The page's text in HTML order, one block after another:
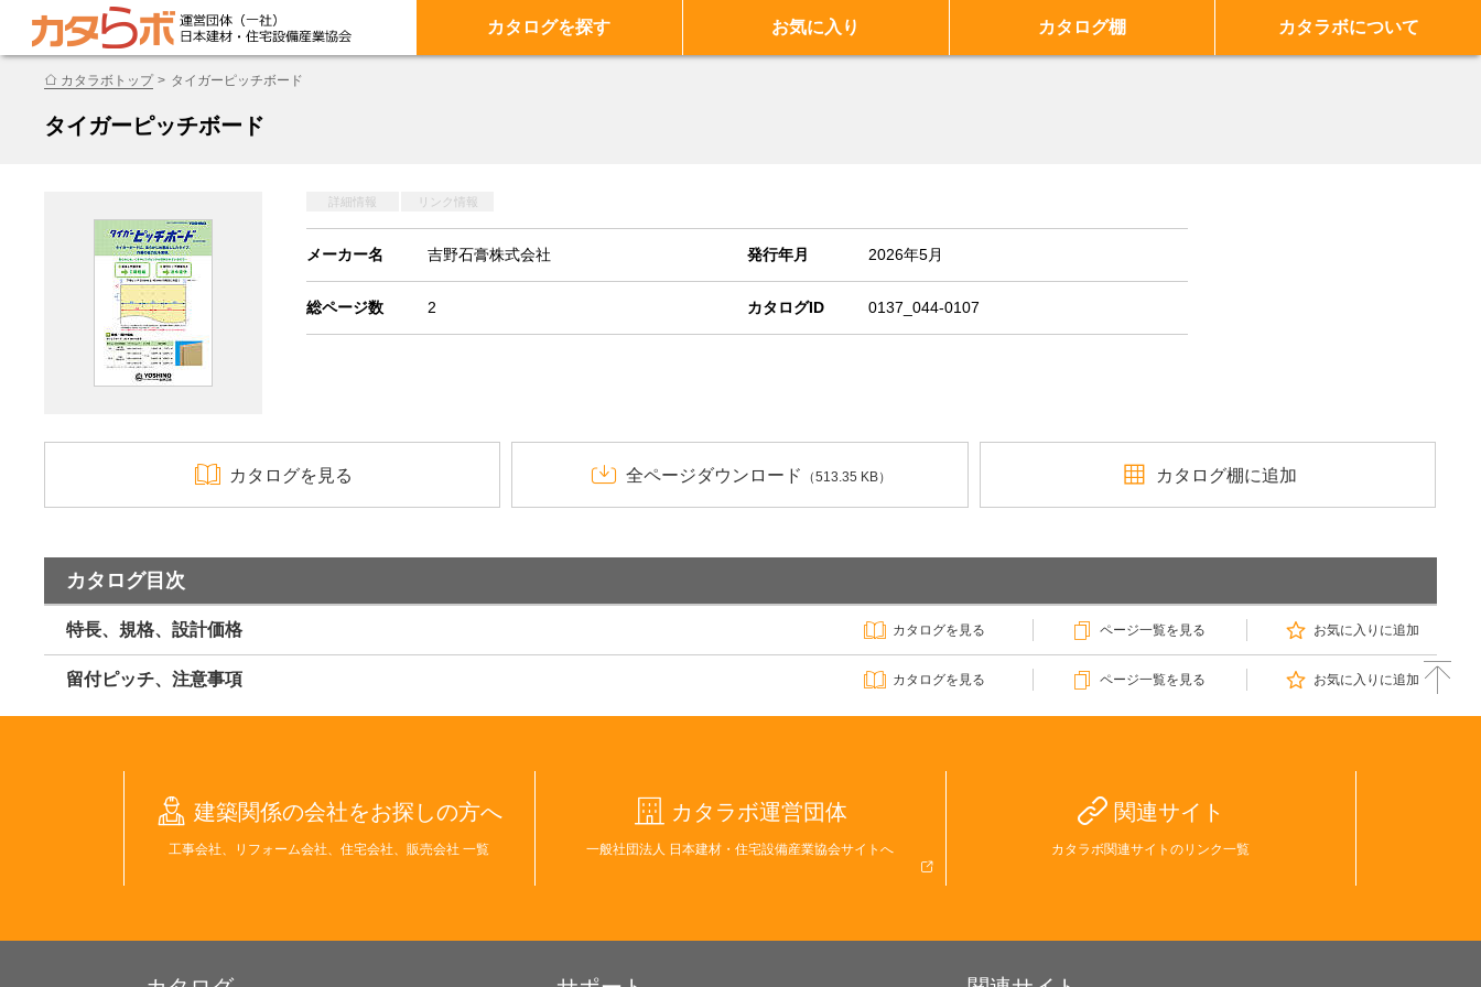
カタログを探す お気に入り カタログ棚 カタラボについて
カタラボトップ タイガーピッチボード
タイガーピッチボード
詳細情報 リンク情報
メーカー名 吉野石膏株式会社 発行年月 2026年5月
総ページ数 2 カタログID 0137_044-0107
カタログを見る 全ページダウンロード （513.35 KB） カタログ棚に追加
カタログ目次
特長、規格、設計価格 カタログを見る ページ一覧を見る お気に入りに追加
留付ピッチ、注意事項 カタログを見る ページ一覧を見る お気に入りに追加
建築関係の会社をお探しの方へ
工事会社、リフォーム会社、住宅会社、販売会社 一覧
カタラボ運営団体
一般社団法人 日本建材・住宅設備産業協会サイトへ
関連サイト
カタラボ関連サイトのリンク一覧